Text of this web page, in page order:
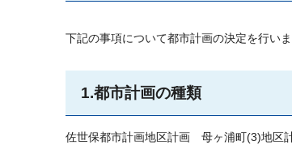
下記の事項について都市計画の決定を行い
1.都市計画の種類
佐世保都市計画地区計画 母ヶ浦町(3)地区